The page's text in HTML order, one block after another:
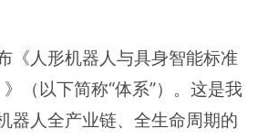
《人形机器人与具身智能标准
（以下简称“体系”）。这是我
器人全产业链、全生命周期的